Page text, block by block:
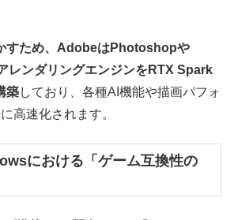
すため、AdobeはPhotoshopや
レンダリングエンジンをRTX Spark
築しており、各種AI機能や描画パフォ
高速化されます。
における「ゲーム互換性の